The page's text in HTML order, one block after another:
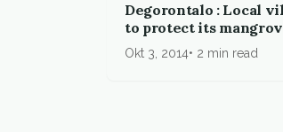
Degorontalo : Local
to protect its
Okt 3, 2014 2 min read